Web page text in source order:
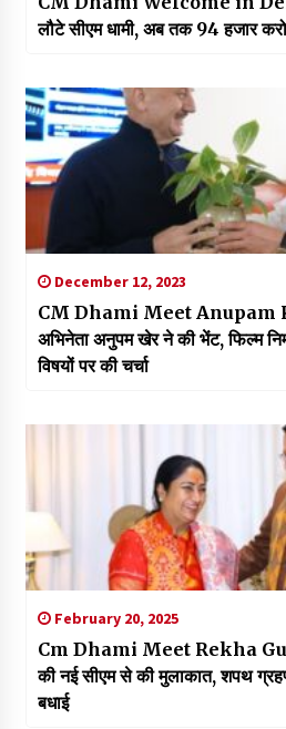
लौटे सीएम धामी, अब तक 94 हजार
December 12, 2023
CM Dhami Meet Anupam
अभिनेता अनुपम खेर ने की भेंट, फिल्म
विषयों पर की चर्चा
February 20, 2025
Cm Dhami Meet Rekha
की नई सीएम से की मुलाकात, शपथ
बधाई